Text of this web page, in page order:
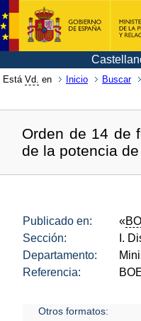
Está Vd. en Inicio Buscar
Orden de 14 de
de la potencia
Publicado en: «
Sección:
I.
Departamento:
Referencia:
Otros formatos: